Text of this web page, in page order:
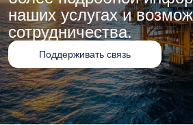
наших услугах и
сотрудничества.
Поддерживать связь